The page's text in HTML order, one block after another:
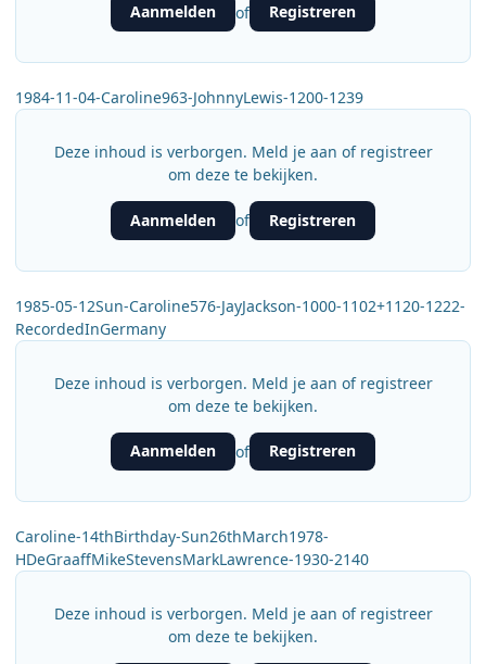
Aanmelden of Registreren
1984-11-04-Caroline963-JohnnyLewis-1200-1239
Deze inhoud is verborgen. Meld je aan of registreer
om deze te bekijken.
Aanmelden of Registreren
1985-05-12Sun-Caroline576-JayJackson-1000-1102+1120-1222-
RecordedInGermany
Deze inhoud is verborgen. Meld je aan of registreer
om deze te bekijken.
Aanmelden of Registreren
Caroline-14thBirthday-Sun26thMarch1978-
HDeGraaffMikeStevensMarkLawrence-1930-2140
Deze inhoud is verborgen. Meld je aan of registreer
om deze te bekijken.